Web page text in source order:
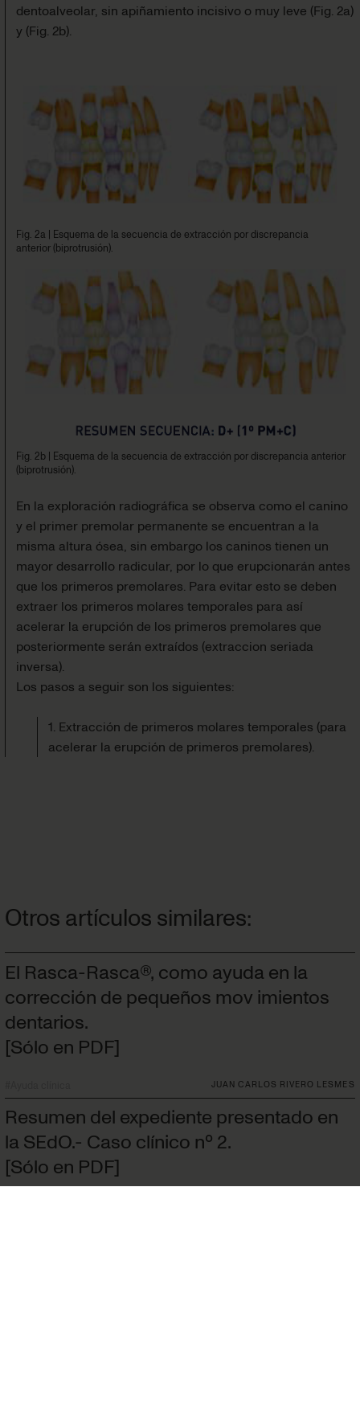
dentoalveolar, sin apiñamiento incisivo o muy leve (Fig. 2a)
y (Fig. 2b).
Fig. 2a | Esquema de la secuencia de extracción por discrepancia
anterior (biprotrusión).
Fig. 2b | Esquema de la secuencia de extracción por discrepancia anterior
(biprotrusión).
En la exploración radiográfica se observa como el canino
y el primer premolar permanente se encuentran a la
misma altura ósea, sin embargo los caninos tienen un
mayor desarrollo radicular, por lo que erupcionarán antes
que los primeros premolares. Para evitar esto se deben
extraer los primeros molares temporales para así
acelerar la erupción de los primeros premolares que
posteriormente serán extraídos (extraccion seriada
inversa).
Los pasos a seguir son los siguientes:
1. Extracción de primeros molares temporales (para
acelerar la erupción de primeros premolares).
Otros artículos similares:
El Rasca-Rasca®, como ayuda en la
corrección de pequeños mov imientos
dentarios.
[Sólo en PDF]
JUAN CARLOS RIVERO LESMES
Resumen del expediente presentado en
la SEdO.- Caso clínico nº 2.
[Sólo en PDF]